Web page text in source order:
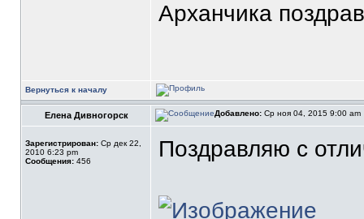
Арханчика
Вернуться к началу
Елена Дивногорск Добавлено: Ср ноя 04, 2015 9:00 am
Зарегистрирован: Ср дек 22,
2010 6:23 pm
Сообщения: 456 Поздравляю с